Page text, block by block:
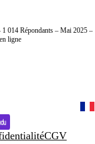
014 Répondants – Mai 2025 –
ligne
CGV